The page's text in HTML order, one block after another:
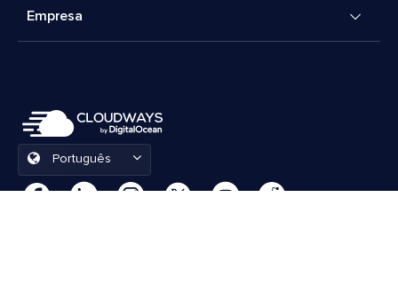
Empresa
Português